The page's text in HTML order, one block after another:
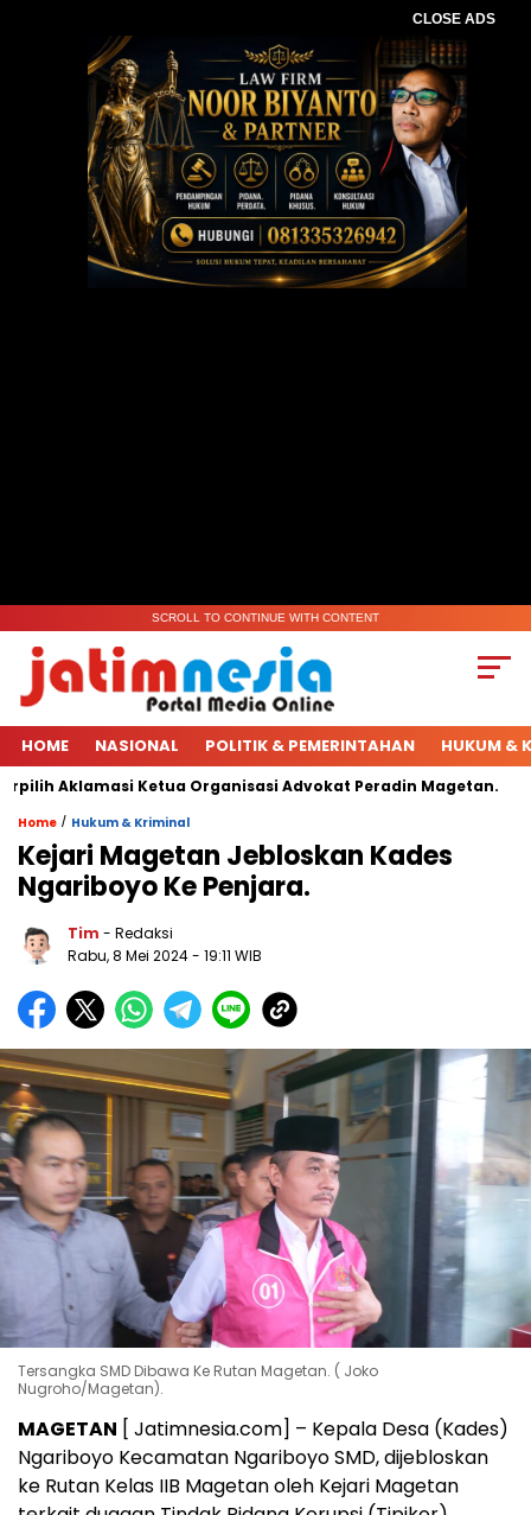
CLOSE ADS
SCROLL TO CONTINUE WITH CONTENT
HOME NASIONAL POLITIK & PEMERINTAHAN HUKUM &
Aklamasi Ketua Organisasi Advokat Peradin Magetan.
Home / Hukum & Kriminal
Kejari Magetan Jebloskan Kades
Ngariboyo Ke Penjara.
Tim - Redaksi
Rabu, 8 Mei 2024- 19:11 WIB
Tersangka SMD Dibawa Ke Rutan Magetan. ( Joko
Nugroho/Magetan).
MAGETAN [ Jatimnesia.com] – Kepala Desa (Kades)
Ngariboyo Kecamatan Ngariboyo SMD, dijebloskan
ke Rutan Kelas IIB Magetan oleh Kejari Magetan